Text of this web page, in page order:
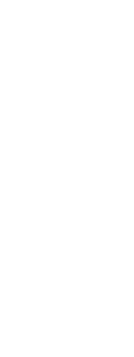
Radaumühle,
Tiergarten,
auch direkt